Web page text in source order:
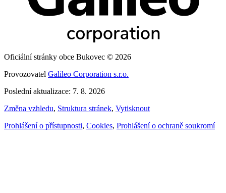
Oficiální stránky obce Bukovec © 2026
Provozovatel Galileo Corporation s.r.o.
Poslední aktualizace: 7. 8. 2026
Změna vzhledu, Struktura stránek, Vytisknout
Prohlášení o přístupnosti, Cookies, Prohlášení o ochraně soukromí